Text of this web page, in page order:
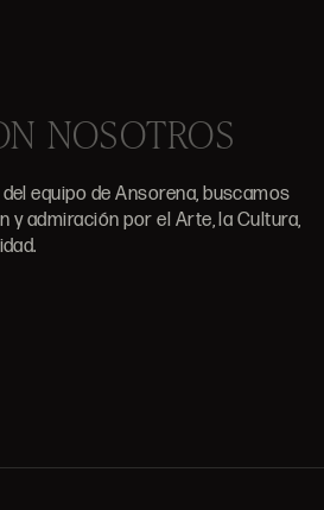
NOSOTROS
equipo de Ansorena, buscamos
y admiración por el Arte, la Cultura,